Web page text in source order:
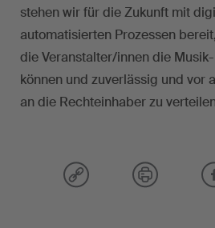
stehen wir für die Zukunft mit
automatisierten Prozessen
die Veranstalter/innen die
können und zuverlässig und vor
an die Rechteinhaber zu